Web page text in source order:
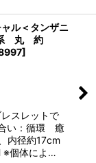
ル＜タンザニ
丸 約
]
スレットで
い：循環 癒
内径約17cm
個体によ…